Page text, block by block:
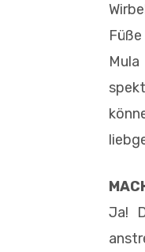
Ja!